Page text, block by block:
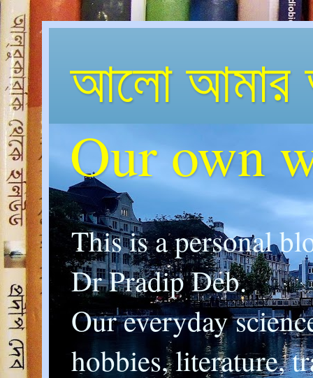
আলো আমার
Our own
This is a personal
Dr Pradip Deb.
Our everyday
hobbies, literature,